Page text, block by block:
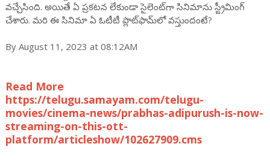
వచ్చేసింది. అయితే ఏ ప్రకటన లేకుండా సైలెంట్‌గా సినిమాను స్ట్రీమింగ్
చేశారు. మరి ఈ సినిమా ఏ ఓటీటీ ప్లాట్‌ఫామ్‌లో వస్తుందంటే?
By August 11, 2023 at 08:12AM
Read More
https://telugu.samayam.com/telugu-
movies/cinema-news/prabhas-adipurush-is-now-
streaming-on-this-ott-
platform/articleshow/102627909.cms